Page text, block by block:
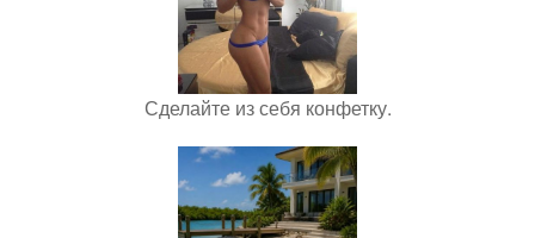
Сделайте из себя конфетку.